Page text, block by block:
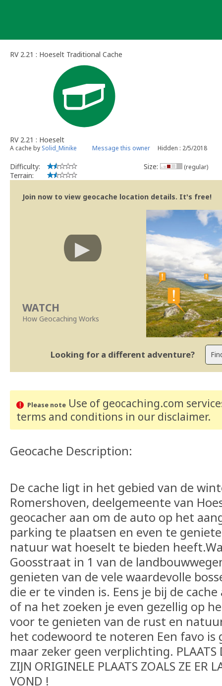
RV 2.21 : Hoeselt Traditional Cache
RV 2.21 : Hoeselt
A cache by Solid_Minike Message this owner Hidden : 2/5/2018
Difficulty:
Terrain:
Size: (regular)
Join now to view geocache location details. It's free!
WATCH
How Geocaching Works
Looking for a different adventure?
Please noteUse of geocaching.com
terms and conditions in our disclaimer.
Geocache Description:
De cache ligt in het gebied van de
Romershoven, deelgemeente van
geocacher aan om de auto op het
parking te plaatsen en even te
natuur wat hoeselt te bieden
Goosstraat in 1 van de
genieten van de vele waardevolle
die er te vinden is. Eens je bij de
of na het zoeken je even gezellig op
voor te genieten van de rust en
het codewoord te noteren Een favo is
maar zeker geen verplichting. PLAATS
ZIJN ORIGINELE PLAATS ZOALS ZE ER
VOND !